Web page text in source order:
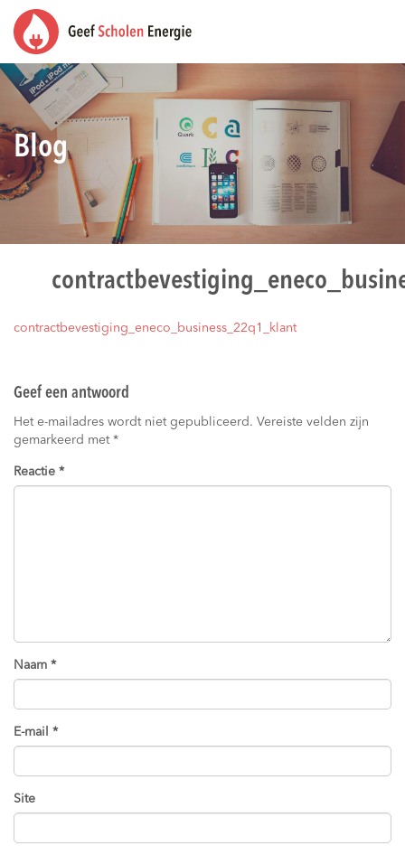
Blog
contractbevestiging_eneco_business_22q1_klant
Geef een antwoord
Het e-mailadres wordt niet gepubliceerd. Vereiste velden zijn
gemarkeerd met *
Reactie *
Naam *
E-mail *
Site